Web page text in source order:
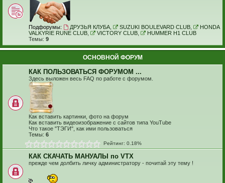
Подфорумы: ДРУЗЬЯ КЛУБА, SUZUKI BOULEVARD CLUB,
HONDA
VALKYRIE RUNE CLUB
VICTORY CLUB,
HUMMER H1 CLUB
Темы: 9
ОСНОВНОЙ ФОРУМ
КАК ПОЛЬЗОВАТЬСЯ ФОРУМОМ ...
Здесь выложен весь FAQ по работе с форумом.
Как вставить картинки, фото на форум
Как вставить видеоизображение с сайтов типа YouTube
Что такое "ТЭГИ", как ими пользоваться
Темы: 6
Рейтинг: 0.18%
КАК СКАЧАТЬ МАНУАЛЫ по VTX
прежде чем долбить личку администратору - почитай эту тему !